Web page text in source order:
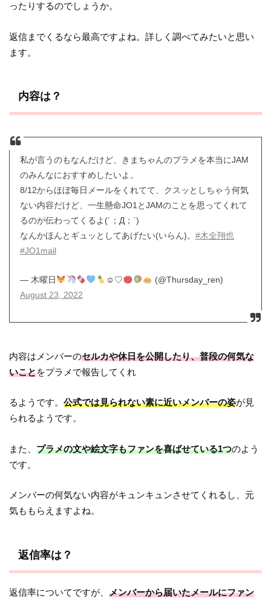
ったりするのでしょうか。
返信までくるなら最高ですよね。詳しく調べてみたいと思い
ます。
内容は？
私が言うのもなんだけど、きまちゃんのプラメを本当にJAM
のみんなにおすすめしたいよ。
8/12からほぼ毎日メールをくれてて、クスッとしちゃう何気
ない内容だけど、一生懸命JO1とJAMのことを思ってくれて
るのが伝わってくるよ(´；Д；`)
なんかほんとギュッとしてあげたい(いらん)。 #木全翔也
#JO1mail
— 木曜日 ☺︎♡
(@Thursday_ren)
August 23, 2022
内容はメンバーのセルカや休日を公開したり、普段の何気な
いことをプラメで報告してくれ
るようです。公式では見られない素に近いメンバーの姿が見
られるようです。
また、プラメの文や絵文字もファンを喜ばせている1つのよう
です。
メンバーの何気ない内容がキュンキュンさせてくれるし、元
気ももらえますよね。
返信率は？
返信率についてですが、メンバーから届いたメールにファン